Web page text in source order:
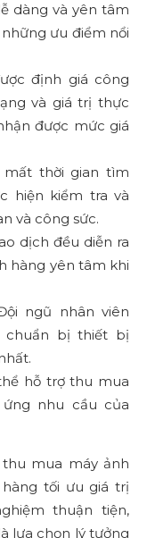
dàng và yên tâm
ưu điểm nổi
định giá công
và giá trị thực
được mức giá
thời gian tìm
hiện kiểm tra và
và công sức.
dịch đều diễn ra
hàng yên tâm khi
ngũ nhân viên
chuẩn bị thiết bị
hỗ trợ thu mua
nhu cầu của
mua máy ảnh
tối ưu giá trị
thuận tiện,
lựa chọn lý tưởng